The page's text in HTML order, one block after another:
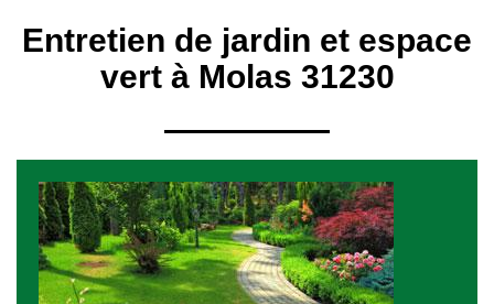
Entretien de jardin et espace
vert à Molas 31230